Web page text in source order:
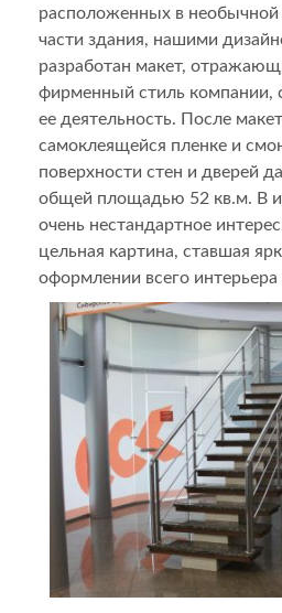
расположенных в необычной
части здания, нашими
разработан макет,
фирменный стиль компании,
ее деятельность. После
самоклеящейся пленке и
поверхности стен и дверей
общей площадью 52 кв.м. В
очень нестандартное
цельная картина, ставшая
оформлении всего